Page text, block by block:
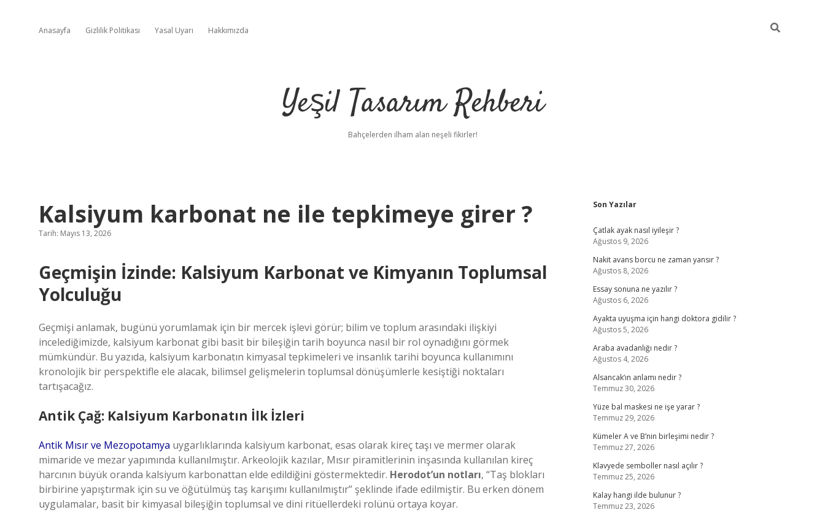
Anasayfa Gizlilik Politikası Yasal Uyarı Hakkımızda
Yeşil Tasarım Rehberi
Bahçelerden ilham alan neşeli fikirler!
Kalsiyum karbonat ne ile tepkimeye girer ?
Tarih: Mayıs 13, 2026
Geçmişin İzinde: Kalsiyum Karbonat ve Kimyanın Toplumsal
Yolculuğu
Geçmişi anlamak, bugünü yorumlamak için bir mercek işlevi görür; bilim ve toplum arasındaki ilişkiyi
incelediğimizde, kalsiyum karbonat gibi basit bir bileşiğin tarih boyunca nasıl bir rol oynadığını görmek
mümkündür. Bu yazıda, kalsiyum karbonatın kimyasal tepkimeleri ve insanlık tarihi boyunca kullanımını
kronolojik bir perspektifle ele alacak, bilimsel gelişmelerin toplumsal dönüşümlerle kesiştiği noktaları
tartışacağız.
Antik Çağ: Kalsiyum Karbonatın İlk İzleri
Antik Mısır ve Mezopotamya uygarlıklarında kalsiyum karbonat, esas olarak kireç taşı ve mermer olarak
mimaride ve mezar yapımında kullanılmıştır. Arkeolojik kazılar, Mısır piramitlerinin inşasında kullanılan kireç
harcının büyük oranda kalsiyum karbonattan elde edildiğini göstermektedir. Herodot’un notları, “Taş blokları
birbirine yapıştırmak için su ve öğütülmüş taş karışımı kullanılmıştır” şeklinde ifade edilmiştir. Bu erken dönem
uygulamalar, basit bir kimyasal bileşiğin toplumsal ve dini ritüellerdeki rolünü ortaya koyar.
Sidebar
Son Yazılar
Çatlak ayak nasıl iyileşir ?
Ağustos 9, 2026
Nakit avans borcu ne zaman yansır ?
Ağustos 8, 2026
Essay sonuna ne yazılır ?
Ağustos 6, 2026
Ayakta uyuşma için hangi doktora gidilir ?
Ağustos 5, 2026
Araba avadanlığı nedir ?
Ağustos 4, 2026
Alsancak’ın anlamı nedir ?
Temmuz 30, 2026
Yüze bal maskesi ne işe yarar ?
Temmuz 29, 2026
Kümeler A ve B’nin birleşimi nedir ?
Temmuz 27, 2026
Klavyede semboller nasıl açılır ?
Temmuz 25, 2026
Kalay hangi ilde bulunur ?
Temmuz 23, 2026